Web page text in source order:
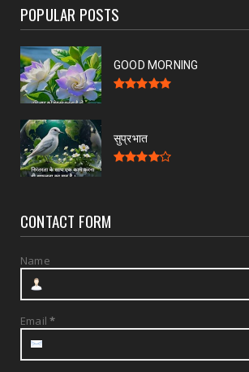
POPULAR POSTS
GOOD MORNING
सुप्रभात
CONTACT FORM
Name
Email*